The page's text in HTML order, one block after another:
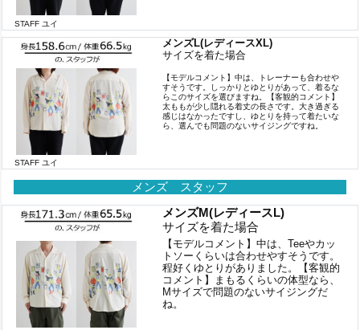
STAFF ユイ
メンズL(レディースXL)
サイズを着た場合
STAFF ユイ
【モデルコメント】中は、トレーナーも合わせや
すそうです。しっかりとゆとりがあって、着るな
らこのサイズを選びますね。【客観的コメント】
太ももが少し隠れる着丈の長さです。大き過ぎる
感じはなかったですし、ゆとりを持って着たいな
ら、選んでも問題のないサイジングですね。
メンズ スタッフ
メンズM(レディースL)
サイズを着た場合
【モデルコメント】中は、Teeやカッ
トソーくらいは合わせやすそうです。
程好くゆとりがありました。【客観的
コメント】まもるくらいの体型なら、
Mサイズで問題のないサイジングだ
ね。